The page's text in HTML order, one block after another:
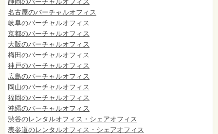
名古屋のバーチャルオフィス
岐阜のバーチャルオフィス
京都のバーチャルオフィス
大阪のバーチャルオフィス
梅田のバーチャルオフィス
神戸のバーチャルオフィス
広島のバーチャルオフィス
岡山のバーチャルオフィス
福岡のバーチャルオフィス
沖縄のバーチャルオフィス
渋谷のレンタルオフィス・シェアオフィス
表参道のレンタルオフィス・シェアオフィス